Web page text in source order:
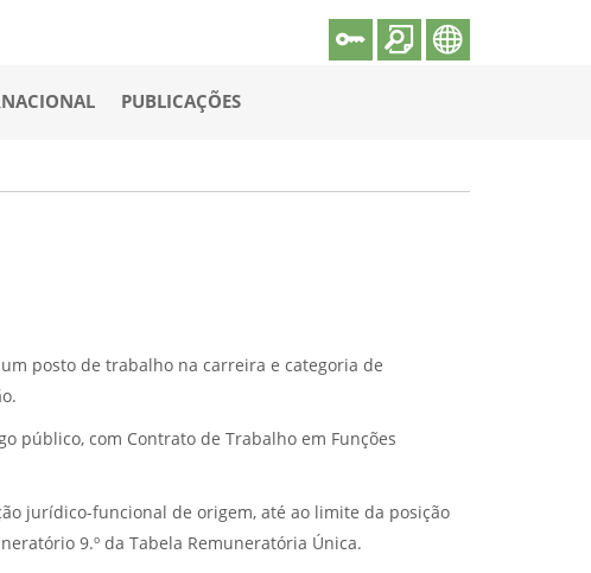
PUBLICAÇÕES
posto de trabalho na carreira e categoria de
público, com Contrato de Trabalho em Funções
jurídico-funcional de origem, até ao limite da posição
9.º da Tabela Remuneratória Única.